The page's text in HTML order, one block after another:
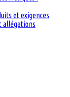
et exigences
allégations